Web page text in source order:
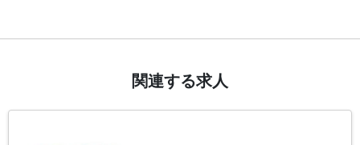
関連する求人